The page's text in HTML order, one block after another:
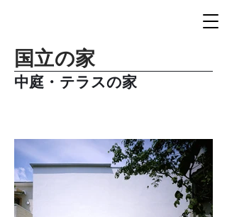
国立の家
中庭・テラスの家